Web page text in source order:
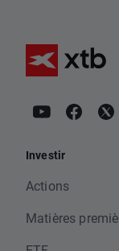
Investir
Actions
Matières